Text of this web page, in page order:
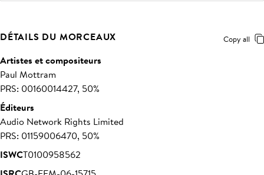
DÉTAILS DU MORCEAUX Copy all
Artistes et compositeurs
Paul Mottram
PRS: 00160014427, 50%
Éditeurs
Audio Network Rights Limited
PRS: 01159006470, 50%
ISWCT0100958562